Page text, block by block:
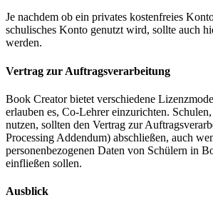
Je nachdem ob ein privates kostenfreies
schulisches Konto genutzt wird, sollte auch
werden.
Vertrag zur Auftragsverarbeitung
Book Creator bietet verschiedene
erlauben es, Co-Lehrer einzurichten.
nutzen, sollten den Vertrag zur
Processing Addendum) abschließen, auch
personenbezogenen Daten von Schülern in
einfließen sollen.
Ausblick